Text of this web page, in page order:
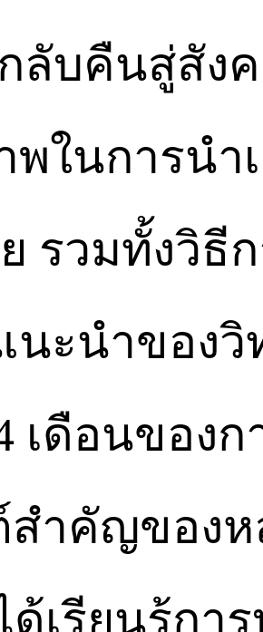
ลับคืนสู่สัง
พในการนำ
รวมทั้งวิธีก
นะนำของ
เดือนของ
สำคัญของ
ด้เรียนรู้กา